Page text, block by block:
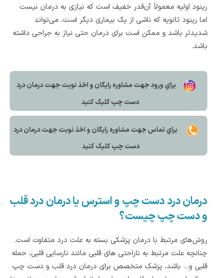
رینود اولیه معمولاً آن‌قدر خفیف است که نیازی به درمان نیست
اما رینود ثانویه که ناشی از یک بیماری دیگر است، می‌تواند
شدیدتر باشد و ممکن است برای درمان حتی نیاز به جراحی داشته
باشد.
براي ورود جهت مشاوره رايگان و اخذ نوبت جهت درمان درد
دست چپ کليک کنيد
براي تماس جهت مشاوره رايگان و اخذ نوبت جهت درمان درد
دست چپ کليک کنيد
درمان درد دست چپ و استرس یا درمان درد قلب
و دست چپ چیست؟
روش‌های مرتبط با درمان پزشکی بسته به علت درد متفاوت است.
چنانچه علت مرتبط به ناراحتی های قلبی مانند نارسایی قلبی، حمله
قلبی و... باشد، پزشک متخصص برای درمان درد قلب و دست چپ